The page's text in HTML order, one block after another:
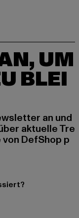
UM
BLEI
an und
aktuelle Tre
DefShop p